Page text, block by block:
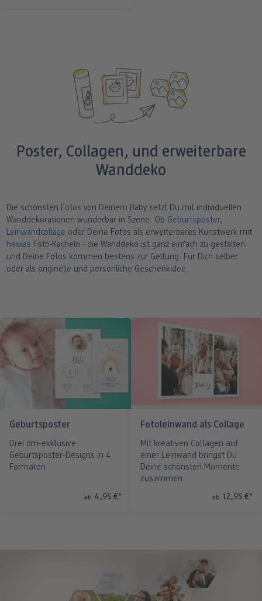
Poster, Collagen, und erweiterbare
Wanddeko
Die schönsten Fotos von Deinem Baby setzt Du mit individuellen
Wanddekorationen wunderbar in Szene. Ob Geburtsposter,
Leinwandcollage oder Deine Fotos als erweiterbares Kunstwerk mit
hexxas Foto-Kacheln - die Wanddeko ist ganz einfach zu gestalten
und Deine Fotos kommen bestens zur Geltung. Für Dich selber
oder als originelle und persönliche Geschenkidee.
Geburtsposter
Drei dm-exklusive
Geburtsposter-Designs in 4
Formaten
ab 4,95 €*
Fotoleinwand als Collage
Mit kreativen Collagen auf
einer Leinwand bringst Du
Deine schönsten Momente
zusammen
ab 12,95 €*